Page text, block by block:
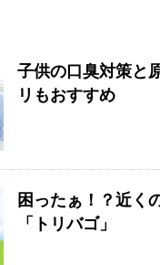
子供の口臭対策と
リもおすすめ
困ったぁ！？近く
「トリバゴ」